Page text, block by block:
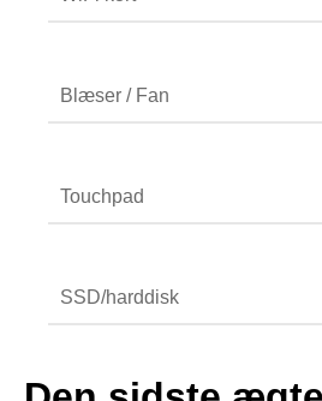
Blæser / Fan
Touchpad
SSD/harddisk